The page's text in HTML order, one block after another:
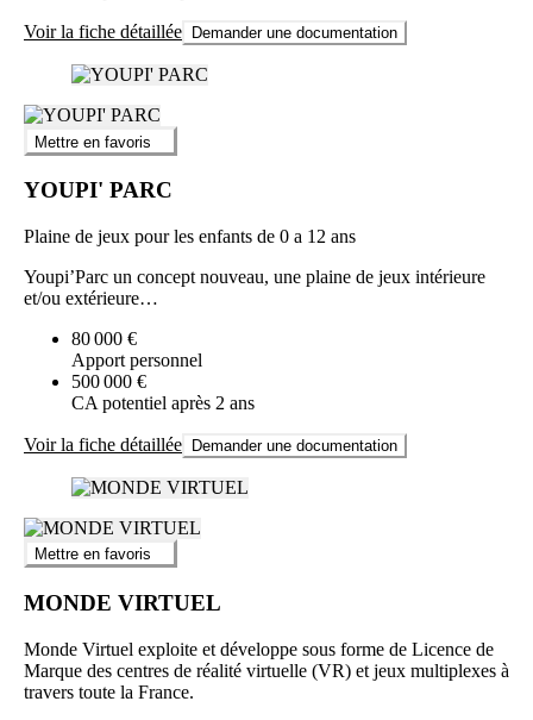
Voir la fiche détaillée Demander une documentation
Mettre en favoris
YOUPI' PARC
Plaine de jeux pour les enfants de 0 a 12 ans
Youpi’Parc un concept nouveau, une plaine de jeux intérieure
et/ou extérieure…
80 000 €
Apport personnel
500 000 €
CA potentiel après 2 ans
Voir la fiche détaillée Demander une documentation
Mettre en favoris
MONDE VIRTUEL
Monde Virtuel exploite et développe sous forme de Licence de
Marque des centres de réalité virtuelle (VR) et jeux multiplexes à
travers toute la France.